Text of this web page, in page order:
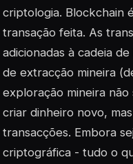
criptologia. Blockchain
transação feita. As
adicionadas à cadeia
de extracção mineira
exploração mineira
criar dinheiro novo,
transacções. Embora
criptográfica - tudo o